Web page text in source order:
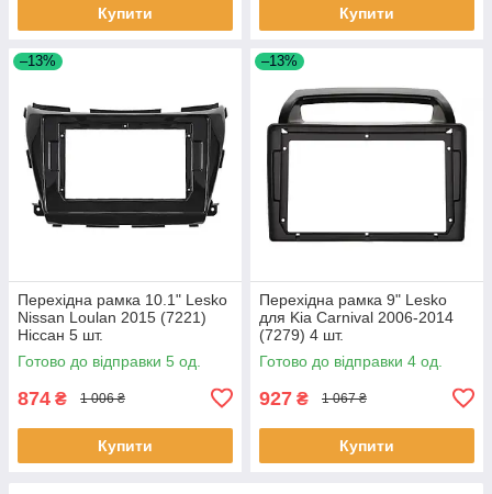
Купити Купити
–13%
Перехідна рамка 10.1" Lesko
Nissan Loulan 2015 (7221)
Ніссан 5 шт.
Готово до відправки 5 од.
874 ₴ 1 006 ₴
Купити
–13%
Перехідна рамка 9" Lesko
для Kia Carnival 2006-2014
(7279) 4 шт.
Готово до відправки 4 од.
927 ₴ 1 067 ₴
Купити